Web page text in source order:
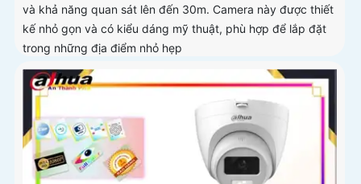
và khả năng quan sát lên đến 30m. Camera này được thiết
kế nhỏ gọn và có kiểu dáng mỹ thuật, phù hợp để lắp đặt
trong những địa điểm nhỏ hẹp